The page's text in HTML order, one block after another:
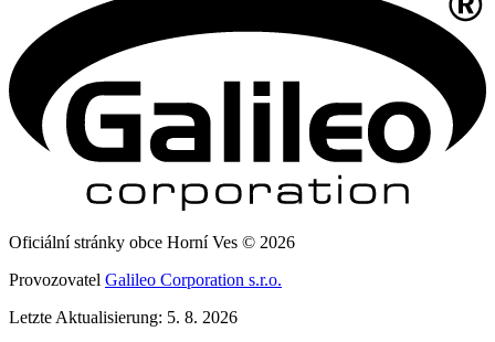
Oficiální stránky obce Horní Ves © 2026
Provozovatel Galileo Corporation s.r.o.
Letzte Aktualisierung: 5. 8. 2026